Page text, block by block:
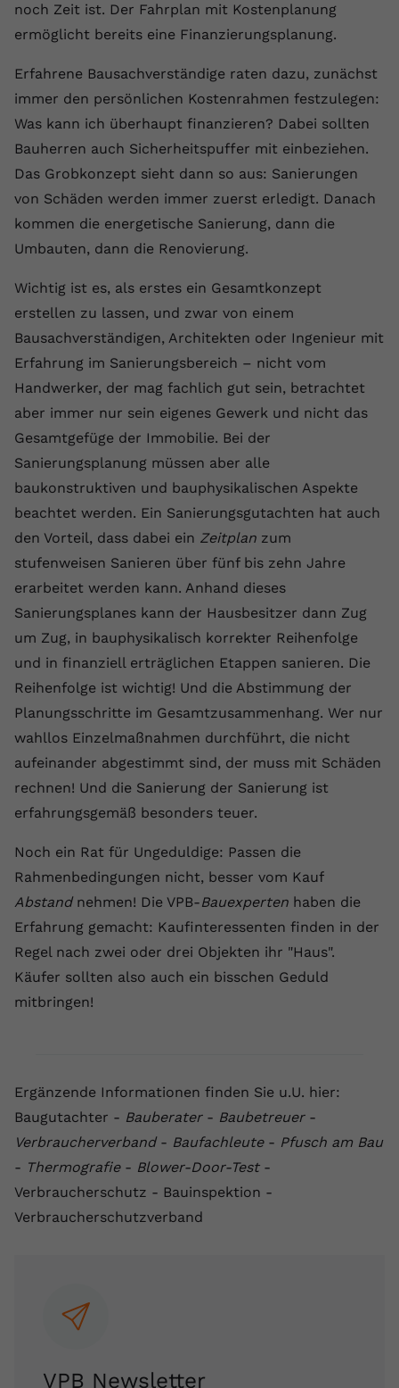
VPB Newsletter
noch Zeit ist. Der Fahrplan mit Kostenplanung
ermöglicht bereits eine Finanzierungsplanung.
Erfahrene Bausachverständige raten dazu, zunächst
immer den persönlichen Kostenrahmen festzulegen:
Was kann ich überhaupt finanzieren? Dabei sollten
Bauherren auch Sicherheitspuffer mit einbeziehen.
Das Grobkonzept sieht dann so aus: Sanierungen
von Schäden werden immer zuerst erledigt. Danach
kommen die energetische Sanierung, dann die
Umbauten, dann die Renovierung.
Wichtig ist es, als erstes ein Gesamtkonzept
erstellen zu lassen, und zwar von einem
Bausachverständigen, Architekten oder Ingenieur mit
Erfahrung im Sanierungsbereich – nicht vom
Handwerker, der mag fachlich gut sein, betrachtet
aber immer nur sein eigenes Gewerk und nicht das
Gesamtgefüge der Immobilie. Bei der
Sanierungsplanung müssen aber alle
baukonstruktiven und bauphysikalischen Aspekte
beachtet werden. Ein Sanierungsgutachten hat auch
den Vorteil, dass dabei ein Zeitplan zum
stufenweisen Sanieren über fünf bis zehn Jahre
erarbeitet werden kann. Anhand dieses
Sanierungsplanes kann der Hausbesitzer dann Zug
um Zug, in bauphysikalisch korrekter Reihenfolge
und in finanziell erträglichen Etappen sanieren. Die
Reihenfolge ist wichtig! Und die Abstimmung der
Planungsschritte im Gesamtzusammenhang. Wer nur
wahllos Einzelmaßnahmen durchführt, die nicht
aufeinander abgestimmt sind, der muss mit Schäden
rechnen! Und die Sanierung der Sanierung ist
erfahrungsgemäß besonders teuer.
Noch ein Rat für Ungeduldige: Passen die
Rahmenbedingungen nicht, besser vom Kauf
Abstandnehmen! Die VPB-Bauexperten haben die
Erfahrung gemacht: Kaufinteressenten finden in der
Regel nach zwei oder drei Objekten ihr "Haus".
Käufer sollten also auch ein bisschen Geduld
mitbringen!
Ergänzende Informationen finden Sie u.U. hier:
Baugutachter - Bauberater- Baubetreuer-
Verbraucherverband- Baufachleute- Pfusch am Bau
- Thermografie- Blower-Door-Test-
Verbraucherschutz - Bauinspektion -
Verbraucherschutzverband